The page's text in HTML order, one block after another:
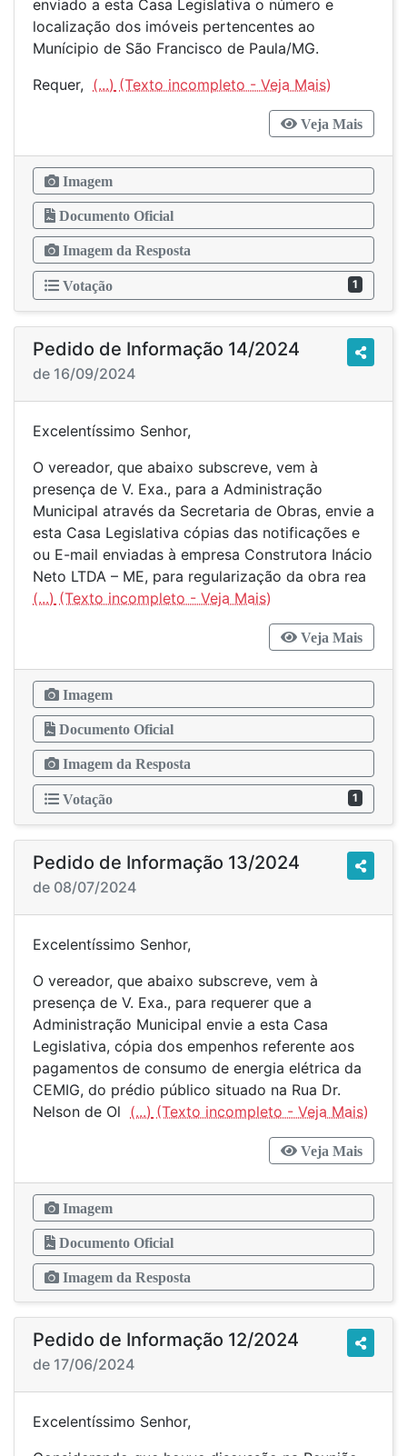
enviado a esta Casa Legislativa o número e
localização dos imóveis pertencentes ao
Munícipio de São Francisco de Paula/MG.
Requer, (...)
Veja Mais
Imagem
Documento Oficial
Imagem da Resposta
Votação 1
Pedido de Informação 14/2024
de 16/09/2024
Excelentíssimo Senhor,
O vereador, que abaixo subscreve, vem à
presença de V. Exa., para a Administração
Municipal através da Secretaria de Obras, envie a
esta Casa Legislativa cópias das notificações e
ou E-mail enviadas à empresa Construtora Inácio
Neto LTDA – ME, para regularização da obra rea
(...)
Veja Mais
Imagem
Documento Oficial
Imagem da Resposta
Votação 1
Pedido de Informação 13/2024
de 08/07/2024
Excelentíssimo Senhor,
O vereador, que abaixo subscreve, vem à
presença de V. Exa., para requerer que a
Administração Municipal envie a esta Casa
Legislativa, cópia dos empenhos referente aos
pagamentos de consumo de energia elétrica da
CEMIG, do prédio público situado na Rua Dr.
Nelson de Ol (...)
Veja Mais
Imagem
Documento Oficial
Imagem da Resposta
Pedido de Informação 12/2024
de 17/06/2024
Excelentíssimo Senhor,